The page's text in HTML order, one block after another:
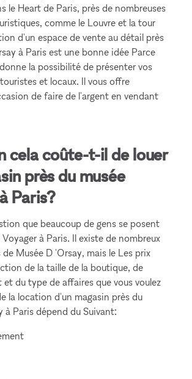
le Heart de Paris, près de nombreuses
comme le Louvre et la tour
d'un espace de vente au détail près
à Paris est une bonne idée Parce
la possibilité de présenter vos
et locaux. Il vous offre
de faire de l'argent en vendant
cela coûte-t-il de louer
près du musée
Paris?
que beaucoup de gens se posent
à Paris. Il existe de nombreux
de Musée D 'Orsay, mais le Les prix
de la taille de la boutique, de
et du type de affaires que vous voulez
la location d'un magasin près du
à Paris dépend du Suivant: